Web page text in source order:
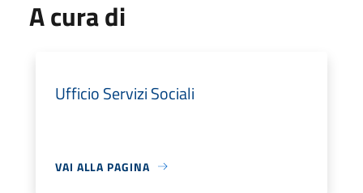
A cura di
Ufficio Servizi Sociali
VAI ALLA PAGINA